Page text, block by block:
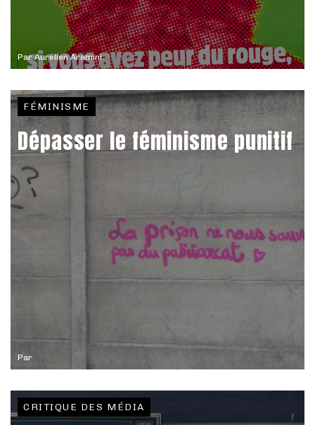
ParAurélien Aramini
Par
FÉMINISME
Dépasser le féminisme punitif
CRITIQUE DES MÉDIA